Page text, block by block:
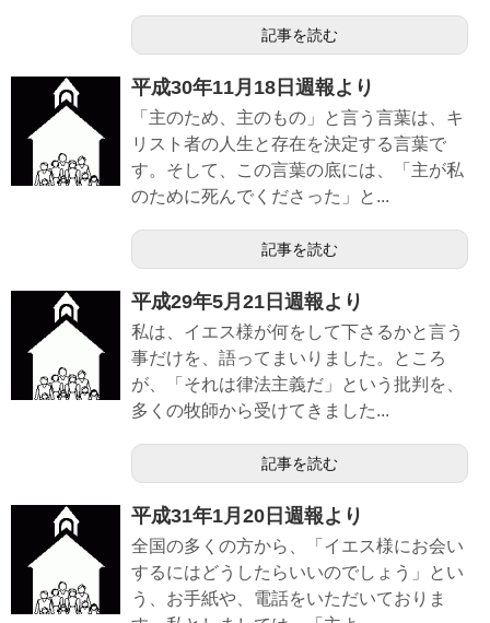
記事を読む
平成30年11月18日週報より
「主のため、主のもの」と言う言葉は、キ
リスト者の人生と存在を決定する言葉で
す。そして、この言葉の底には、「主が私
のために死んでくださった」と...
記事を読む
平成29年5月21日週報より
私は、イエス様が何をして下さるかと言う
事だけを、語ってまいりました。ところ
が、「それは律法主義だ」という批判を、
多くの牧師から受けてきました...
記事を読む
平成31年1月20日週報より
全国の多くの方から、「イエス様にお会い
するにはどうしたらいいのでしょう」とい
う、お手紙や、電話をいただいておりま